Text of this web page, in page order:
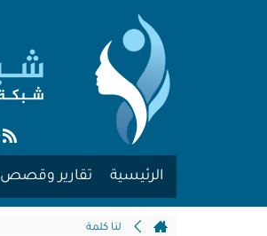
الرئيسية تقارير وقصص
لنا كلمة